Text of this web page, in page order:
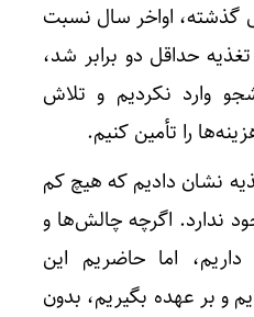
گذشته، اواخر سال نسبت
حداقل دو برابر شد،
وارد نکردیم و تلاش
را تأمین کنیم.
نشان دادیم که هیچ کم
ندارد. اگرچه چالش‌ها و
اما حاضریم این
و بر ‌عهده بگیریم، بدون